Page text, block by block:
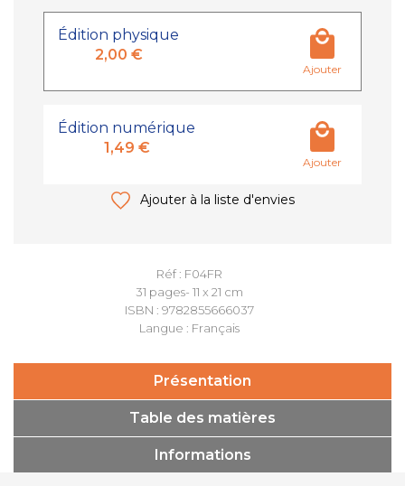
Réf : F04FR
31 pages- 11 x 21 cm
ISBN : 9782855666037
Langue : Français
Édition physique
2,00 €
Ajouter
Édition numérique
1,49 €
Ajouter
Ajouter à la liste d'envies
Présentation
Table des matières
Informations